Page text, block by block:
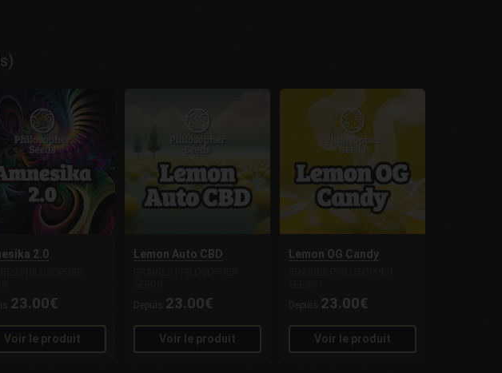
2.0
23.00€
Voir le produit
Lemon Auto CBD
Depuis 23.00€
Voir le produit
Lemon OG Candy
Depuis 23.00€
Voir le produit